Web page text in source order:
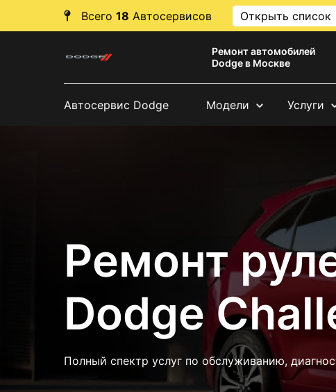
Всего 18 Автосервисов Открыть список
Ремонт автомобилей
Dodge в Москве
Автосервис Dodge Модели Услуги
Ремонт
Dodge
Полный спектр услуг по обслуживанию,